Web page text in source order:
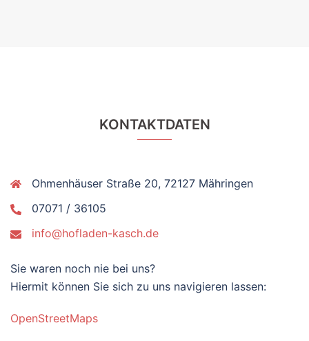
KONTAKTDATEN
Ohmenhäuser Straße 20, 72127 Mähringen
07071 / 36105
info@hofladen-kasch.de
Sie waren noch nie bei uns?
Hiermit können Sie sich zu uns navigieren lassen:
OpenStreetMaps